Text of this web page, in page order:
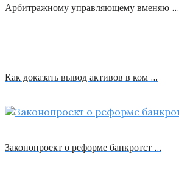
Арбитражному управляющему вменяю …
Как доказать вывод активов в ком …
Законопроект о реформе банкротст …